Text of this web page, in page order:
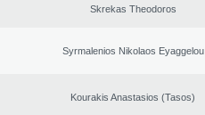
Skrekas Theodoros
Syrmalenios Nikolaos Eyaggelou
Kourakis Anastasios (Tasos)